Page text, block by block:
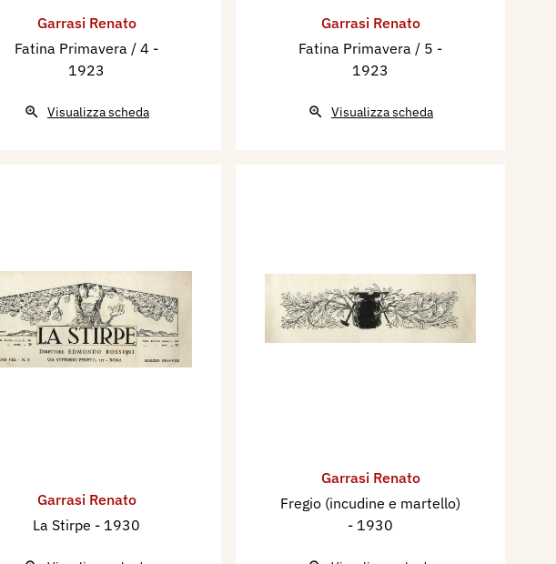
Garrasi Renato
Fatina Primavera / 4 -
1923
Visualizza scheda
Garrasi Renato
Fatina Primavera / 5 -
1923
Visualizza scheda
Garrasi Renato
La Stirpe - 1930
Garrasi Renato
Fregio (incudine e martello)
- 1930